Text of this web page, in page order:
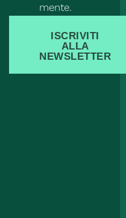
mente.
ISCRIVITI
ALLA
NEWSLETTER